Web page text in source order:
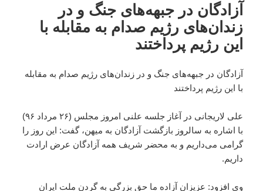
آزادگان در جبهه‌های جنگ و در
زندان‌های رژیم صدام به مقابله با
این رژیم پرداختند
آزادگان در جبهه‌های جنگ و در زندان‌های رژیم صدام به مقابله
با این رژیم پرداختند
علی لاریجانی در آغاز جلسه علنی امروز مجلس (۲۶ مرداد ۹۶)
با اشاره به سالروز بازگشت آزادگان به میهن، گفت: این روز را
گرامی می‌داریم و به محضر شریف همه آزادگان عرض ارادت
داریم.
وی افزود: عزیزان آزاده ما حق بزرگی به گردن ملت ایران